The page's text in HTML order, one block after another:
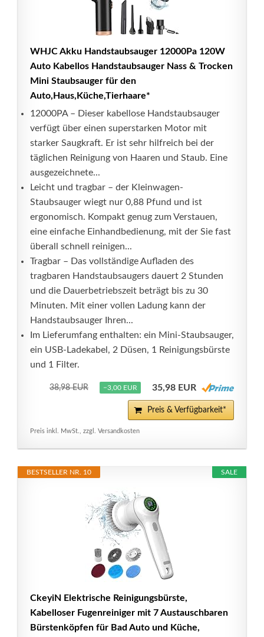
WHJC Akku Handstaubsauger 12000Pa 120W
Auto Kabellos Handstaubsauger Nass & Trocken
Mini Staubsauger für den
Auto,Haus,Küche,Tierhaare*
12000PA – Dieser kabellose Handstaubsauger
verfügt über einen superstarken Motor mit
starker Saugkraft. Er ist sehr hilfreich bei der
täglichen Reinigung von Haaren und Staub. Eine
ausgezeichnete...
Leicht und tragbar – der Kleinwagen-
Staubsauger wiegt nur 0,88 Pfund und ist
ergonomisch. Kompakt genug zum Verstauen,
eine einfache Einhandbedienung, mit der Sie fast
überall schnell reinigen...
Tragbar – Das vollständige Aufladen des
tragbaren Handstaubsaugers dauert 2 Stunden
und die Dauerbetriebszeit beträgt bis zu 30
Minuten. Mit einer vollen Ladung kann der
Handstaubsauger Ihren...
Im Lieferumfang enthalten: ein Mini-Staubsauger,
ein USB-Ladekabel, 2 Düsen, 1 Reinigungsbürste
und 1 Filter.
38,98 EUR −3,00 EUR 35,98 EUR
Preis & Verfügbarkeit*
Preis inkl. MwSt., zzgl. Versandkosten
SALE
BESTSELLER NR. 10
CkeyiN Elektrische Reinigungsbürste,
Kabelloser Fugenreiniger mit 7 Austauschbaren
Bürstenköpfen für Bad Auto und Küche,